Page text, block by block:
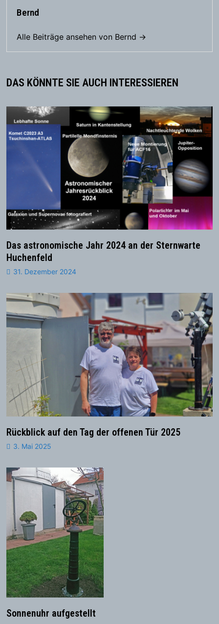
Bernd
Alle Beiträge ansehen von Bernd →
DAS KÖNNTE SIE AUCH INTERESSIEREN
Das astronomische Jahr 2024 an der Sternwarte
Huchenfeld
31. Dezember 2024
Rückblick auf den Tag der offenen Tür 2025
3. Mai 2025
Sonnenuhr aufgestellt